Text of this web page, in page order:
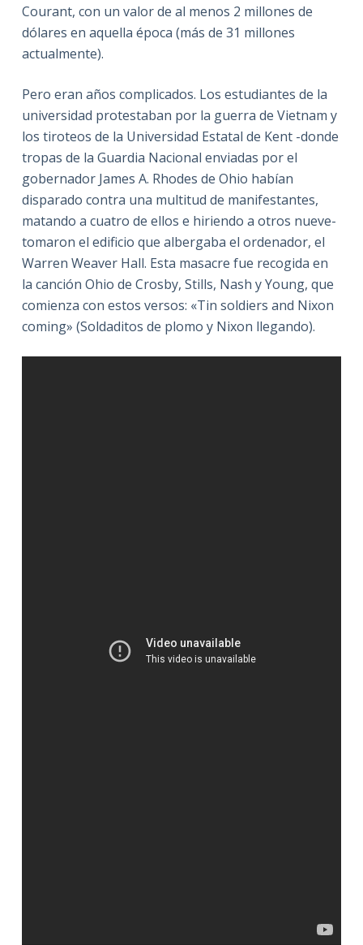
Courant, con un valor de al menos 2 millones de
dólares en aquella época (más de 31 millones
actualmente).
Pero eran años complicados. Los estudiantes de la
universidad protestaban por la guerra de Vietnam y
los tiroteos de la Universidad Estatal de Kent -donde
tropas de la Guardia Nacional enviadas por el
gobernador James A. Rhodes de Ohio habían
disparado contra una multitud de manifestantes,
matando a cuatro de ellos e hiriendo a otros nueve-
tomaron el edificio que albergaba el ordenador, el
Warren Weaver Hall. Esta masacre fue recogida en
la canción Ohio de Crosby, Stills, Nash y Young, que
comienza con estos versos: «Tin soldiers and Nixon
coming» (Soldaditos de plomo y Nixon llegando).